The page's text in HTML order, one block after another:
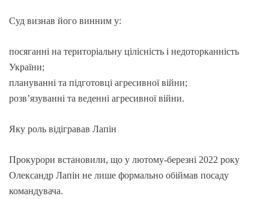
Суд визнав його винним у:
посяганні на територіальну цілісність і недоторканність
України;
плануванні та підготовці агресивної війни;
розв’язуванні та веденні агресивної війни.
Яку роль відігравав Лапін
Прокурори встановили, що у лютому-березні 2022 року
Олександр Лапін не лише формально обіймав посаду
командувача.